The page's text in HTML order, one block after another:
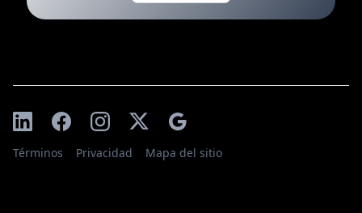
Términos Privacidad Mapa del sitio